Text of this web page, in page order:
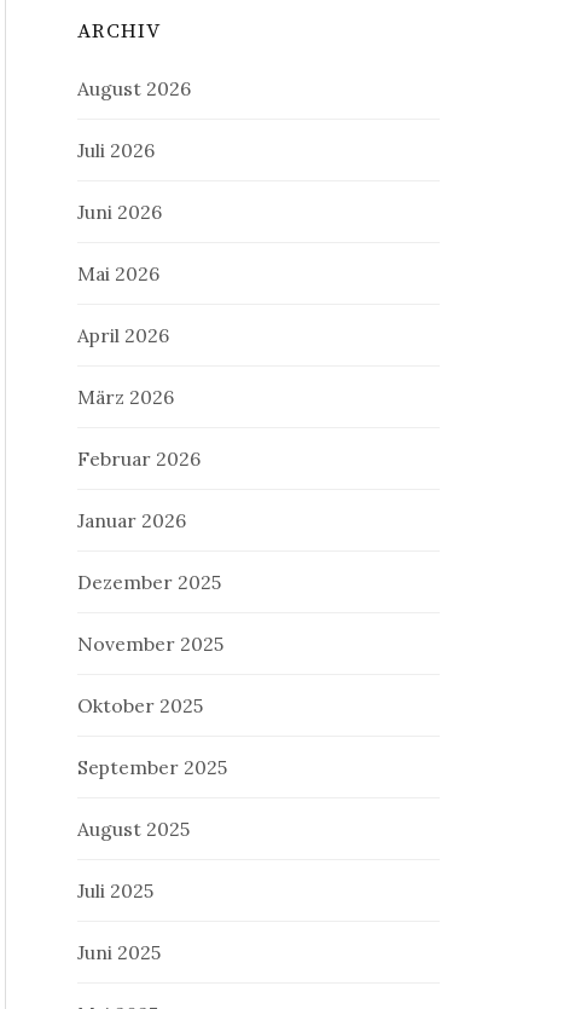
ARCHIV
August 2026
Juli 2026
Juni 2026
Mai 2026
April 2026
März 2026
Februar 2026
Januar 2026
Dezember 2025
November 2025
Oktober 2025
September 2025
August 2025
Juli 2025
Juni 2025